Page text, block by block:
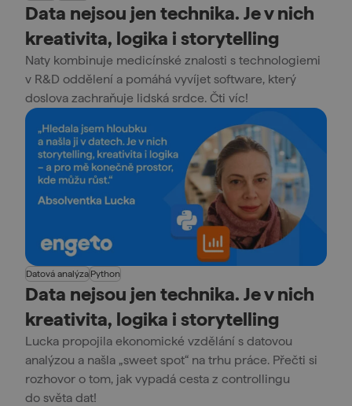
Data nejsou jen technika. Je v nich
kreativita, logika i storytelling
Naty kombinuje medicínské znalosti s technologiemi
v R&D oddělení a pomáhá vyvíjet software, který
doslova zachraňuje lidská srdce. Čti víc!
Datová analýza Python
Data nejsou jen technika. Je v nich
kreativita, logika i storytelling
Lucka propojila ekonomické vzdělání s datovou
analýzou a našla „sweet spot“ na trhu práce. Přečti si
rozhovor o tom, jak vypadá cesta z controllingu
do světa dat!